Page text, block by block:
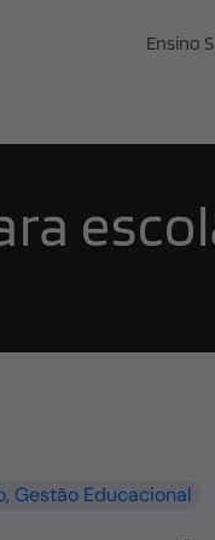
Ensino
, Gestão Educacional